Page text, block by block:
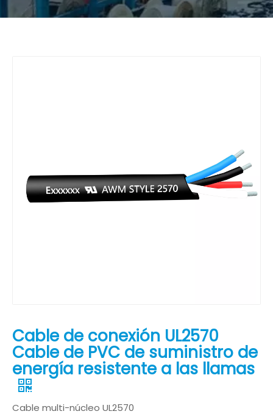
Cable de conexión UL2570
Cable de PVC de suministro de
energía resistente a las llamas
Cable multi-núcleo UL2570